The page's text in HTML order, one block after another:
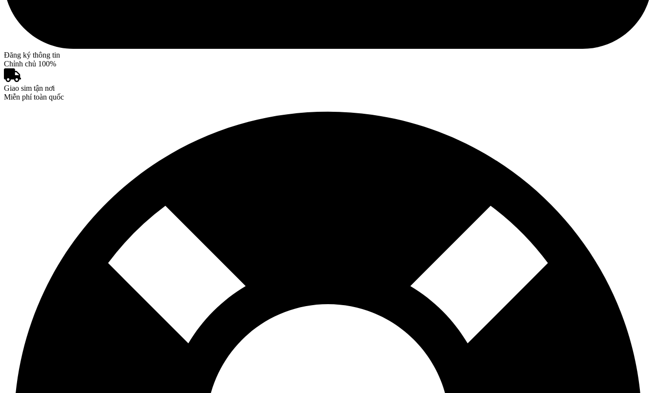
Đăng ký thông tin
Chỉnh chủ 100%
Giao sim tận nơi
Miễn phí toàn quốc